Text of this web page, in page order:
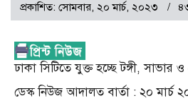
প্রকাশিত: সোমবার, ২০ মার্চ, ২০২৩
ঢাকা সিটিতে যুক্ত হচ্ছে টঙ্গী, সাভার ও
ডেস্ক নিউজ আদালত বার্তা : ২০ মার্চ